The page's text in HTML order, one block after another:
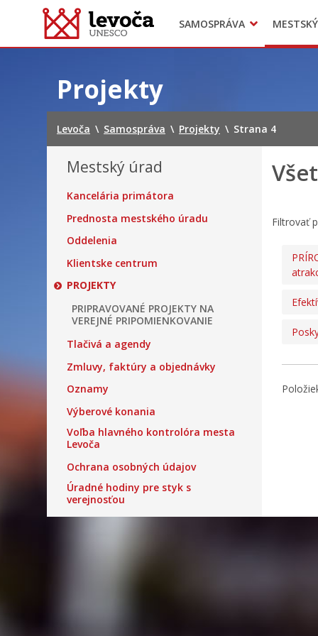
SAMOSPRÁVA
Dokumenty mesta
Projekty
Doprava
Projekty
Levoča \ Samospráva \ Projekty \ Strana 4
Mestský úrad
Kancelária primátora
Prednosta mestského úradu
Oddelenia
Klientske centrum
PROJEKTY
PRIPRAVOVANÉ PROJEKTY NA
VEREJNÉ PRIPOMIENKOVANIE
Tlačivá a agendy
Zmluvy, faktúry a objednávky
Oznamy
Výberové konania
Voľba hlavného kontrolóra mesta
Levoča
Ochrana osobných údajov
Úradné hodiny pre styk s
verejnosťou
Filtrovať